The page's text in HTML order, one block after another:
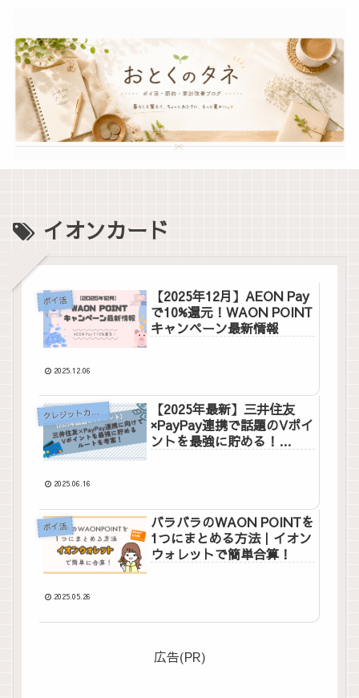
イオンカード
ポイ活
【2025年12月】AEON Pay
で10%還元！WAON POINT
キャンペーン最新情報
2025.12.06
ク
レジットカード
【2025年最新】三井住友
×PayPay連携で話題のVポイ
ントを最強に貯める！
2025.06.16
ポイ活
バラバラのWAON POINTを
1つにまとめる方法｜イオン
ウォレットで簡単合算！
2025.05.26
広告(PR)